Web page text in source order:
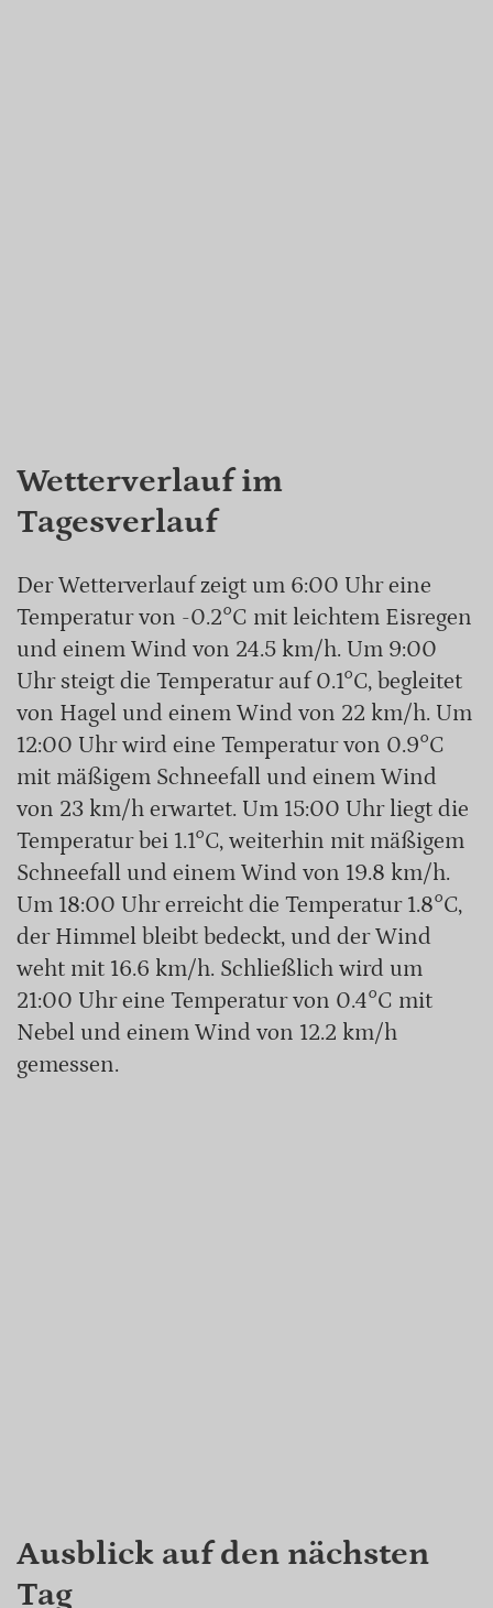
Wetterverlauf im
Tagesverlauf
Der Wetterverlauf zeigt um 6:00 Uhr eine
Temperatur von -0.2°C mit leichtem Eisregen
und einem Wind von 24.5 km/h. Um 9:00
Uhr steigt die Temperatur auf 0.1°C, begleitet
von Hagel und einem Wind von 22 km/h. Um
12:00 Uhr wird eine Temperatur von 0.9°C
mit mäßigem Schneefall und einem Wind
von 23 km/h erwartet. Um 15:00 Uhr liegt die
Temperatur bei 1.1°C, weiterhin mit mäßigem
Schneefall und einem Wind von 19.8 km/h.
Um 18:00 Uhr erreicht die Temperatur 1.8°C,
der Himmel bleibt bedeckt, und der Wind
weht mit 16.6 km/h. Schließlich wird um
21:00 Uhr eine Temperatur von 0.4°C mit
Nebel und einem Wind von 12.2 km/h
gemessen.
Ausblick auf den nächsten
Tag